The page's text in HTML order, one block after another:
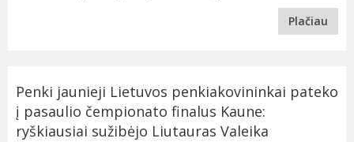
Plačiau
Penki jaunieji Lietuvos penkiakovininkai pateko
į pasaulio čempionato finalus Kaune:
ryškiausiai sužibėjo Liutauras Valeika